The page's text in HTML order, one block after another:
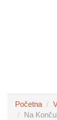
Početna
Na